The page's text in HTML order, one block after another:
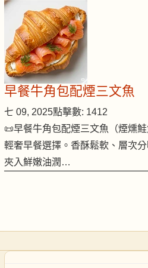
早餐牛角包配煙三文魚
七 09, 2025點擊數: 1412
📜早餐牛角包配煙三文魚（煙燻
輕奢早餐選擇。香酥鬆軟、層次
夾入鮮嫩油潤…